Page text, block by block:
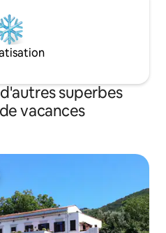
superbes
vacances